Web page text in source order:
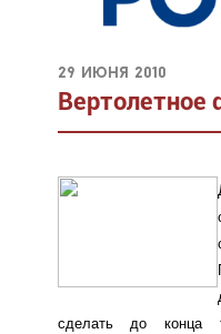
29 июня 2010
Вертолетное
сделать до конца